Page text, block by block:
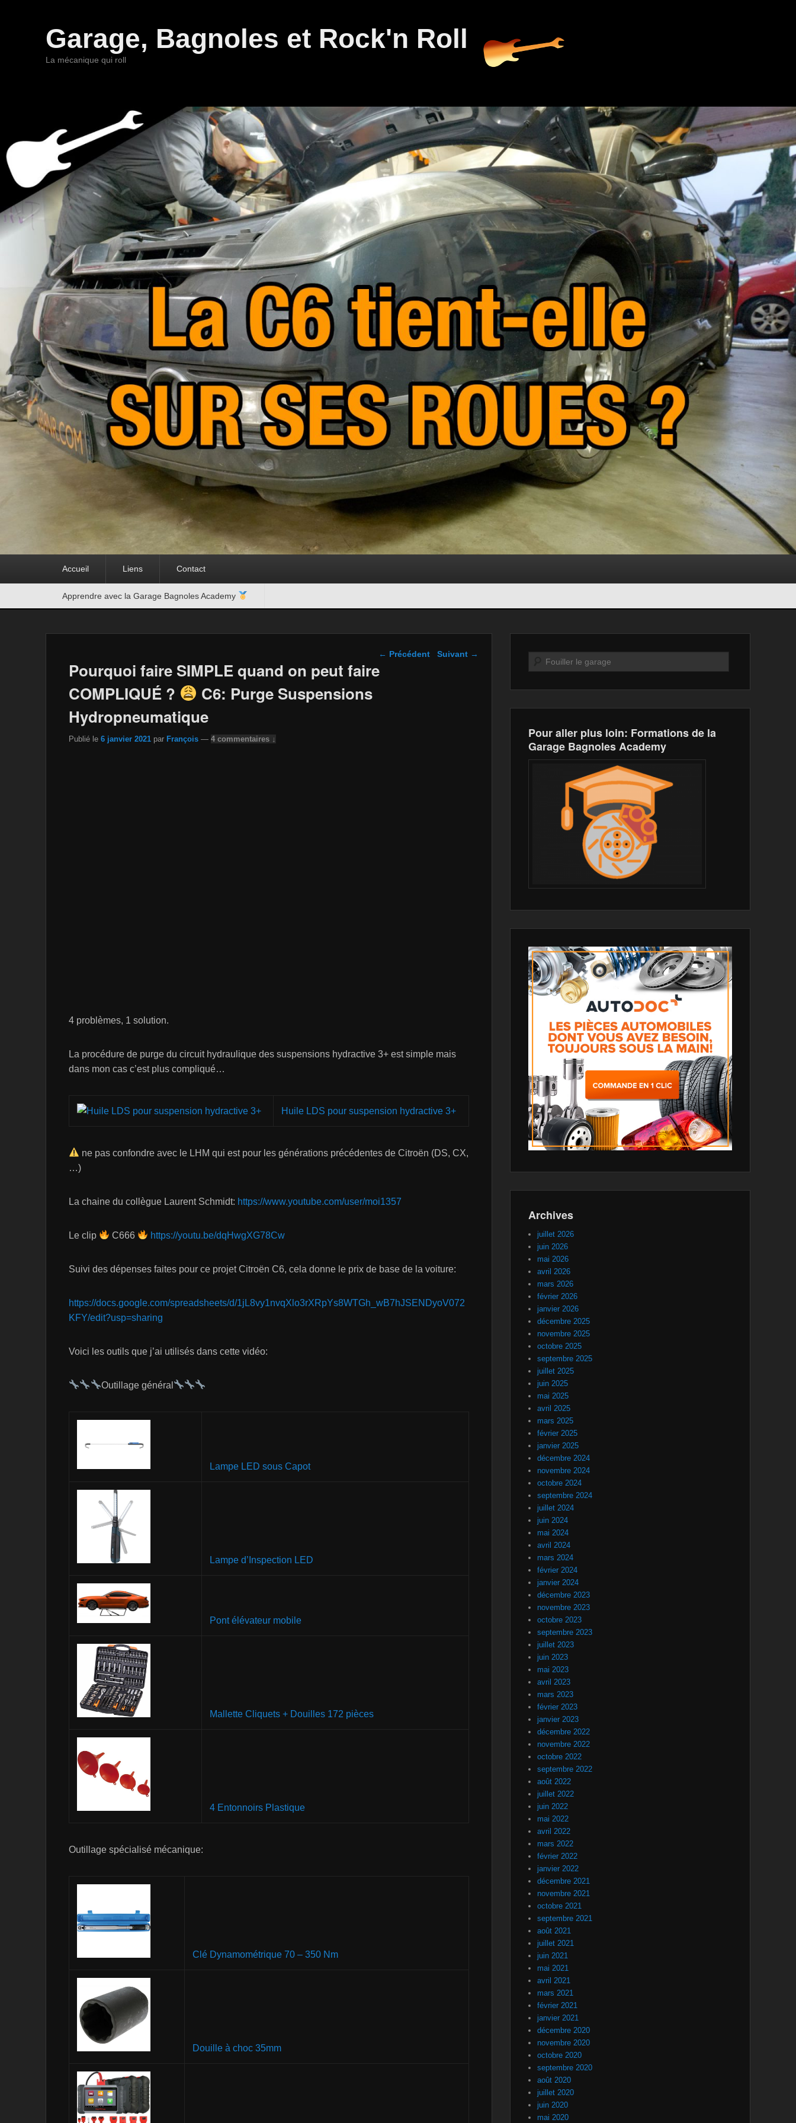
Garage, Bagnoles et Rock'n Roll
La mécanique qui roll
Accueil Liens Contact
Apprendre avec la Garage Bagnoles Academy
Navigation dans les
← Précédent Suivant →
Pourquoi faire SIMPLE quand on peut faire
COMPLIQUÉ ?
C6: Purge Suspensions
Hydropneumatique
Publié le 6 janvier 2021 par François — 4 commentaires ↓
4 problèmes, 1 solution.
La procédure de purge du circuit hydraulique des suspensions hydractive 3+ est simple mais
dans mon cas c’est plus compliqué…
Huile LDS pour suspension hydractive 3+
ne pas confondre avec le LHM qui est pour les générations précédentes de Citroën (DS, CX,
…)
La chaine du collègue Laurent Schmidt: https://www.youtube.com/user/moi1357
Le clip C666 https://youtu.be/dqHwgXG78Cw
Suivi des dépenses faites pour ce projet Citroën C6, cela donne le prix de base de la voiture:
https://docs.google.com/spreadsheets/d/1jL8vy1nvqXlo3rXRpYs8WTGh_wB7hJSENDyoV072
KFY/edit?usp=sharing
Voici les outils que j’ai utilisés dans cette vidéo:
Outillage général
Lampe LED sous Capot
Lampe d’Inspection LED
Pont élévateur mobile
Mallette Cliquets + Douilles 172 pièces
4 Entonnoirs Plastique
Outillage spécialisé mécanique:
Clé Dynamométrique 70 – 350 Nm
Douille à choc 35mm
Recherche
Pour aller plus loin: Formations de la
Garage Bagnoles Academy
Archives
juillet 2026
juin 2026
mai 2026
avril 2026
mars 2026
février 2026
janvier 2026
décembre 2025
novembre 2025
octobre 2025
septembre 2025
juillet 2025
juin 2025
mai 2025
avril 2025
mars 2025
février 2025
janvier 2025
décembre 2024
novembre 2024
octobre 2024
septembre 2024
juillet 2024
juin 2024
mai 2024
avril 2024
mars 2024
février 2024
janvier 2024
décembre 2023
novembre 2023
octobre 2023
septembre 2023
juillet 2023
juin 2023
mai 2023
avril 2023
mars 2023
février 2023
janvier 2023
décembre 2022
novembre 2022
octobre 2022
septembre 2022
août 2022
juillet 2022
juin 2022
mai 2022
avril 2022
mars 2022
février 2022
janvier 2022
décembre 2021
novembre 2021
octobre 2021
septembre 2021
août 2021
juillet 2021
juin 2021
mai 2021
avril 2021
mars 2021
février 2021
janvier 2021
décembre 2020
novembre 2020
octobre 2020
septembre 2020
août 2020
juillet 2020
juin 2020
mai 2020